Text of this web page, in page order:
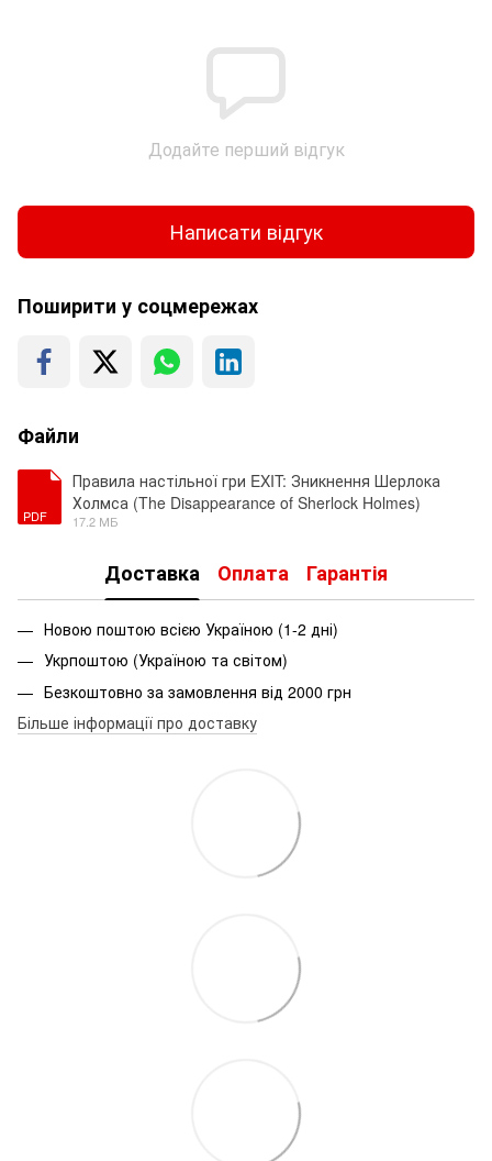
Додайте перший відгук
Написати відгук
Поширити у соцмережах
Файли
PDF
Правила настільної гри EXIT: Зникнення Шерлока
Холмса (The Disappearance of Sherlock Holmes)
17.2 МБ
Доставка Оплата Гарантія
Новою поштою всією Україною (1-2 дні)
Укрпоштою (Україною та світом)
Безкоштовно за замовлення від 2000 грн
Більше інформації про доставку